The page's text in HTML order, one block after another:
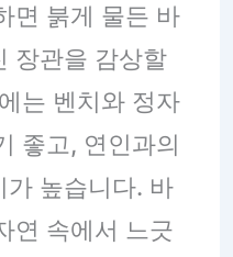
면 붉게 물든 바
장관을 감상할
는 벤치와 정자
좋고, 연인과의
가 높습니다. 바
연 속에서 느긋